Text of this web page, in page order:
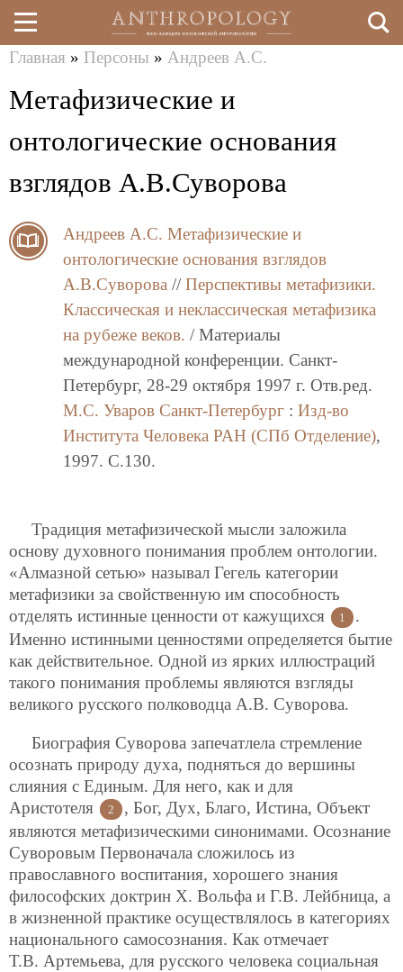
Перейти
к
здесь
Главная » Персоны » Андреев А.С.
Метафизические и
онтологические основания
взглядов А.В.Суворова
Андреев А.С. Метафизические и
онтологические основания взглядов
А.В.Суворова // Перспективы метафизики.
Классическая и неклассическая метафизика
на рубеже веков. / Материалы
международной конференции. Санкт-
Петербург, 28-29 октября 1997 г. Отв.ред.
М.С. Уваров Санкт-Петербург : Изд-во
Института Человека РАН (СПб Отделение),
1997. C.130.
Традиция метафизической мысли заложила
основу духовного понимания проблем онтологии.
«Алмазной сетью» называл Гегель категории
метафизики за свойственную им способность
отделять истинные ценности от кажущихся
1
.
Именно истинными ценностями определяется бытие
как действительное. Одной из ярких иллюстраций
такого понимания проблемы являются взгляды
великого русского полководца А.В. Суворова.
Биография Суворова запечатлела стремление
осознать природу духа, подняться до вершины
слияния с Единым. Для него, как и для
Аристотеля
2
, Бог, Дух, Благо, Истина, Объект
являются метафизическими синонимами. Осознание
Суворовым Первоначала сложилось из
православного воспитания, хорошего знания
философских доктрин Х. Вольфа и Г.В. Лейбница, а
в жизненной практике осуществлялось в категориях
национального самосознания. Как отмечает
Т.В. Артемьева, для русского человека социальная